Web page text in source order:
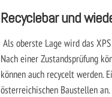
Recyclebar und
Als oberste Lage wird das
Nach einer Zustandsprüfung
können auch recycelt werden.
österreichischen Baustellen